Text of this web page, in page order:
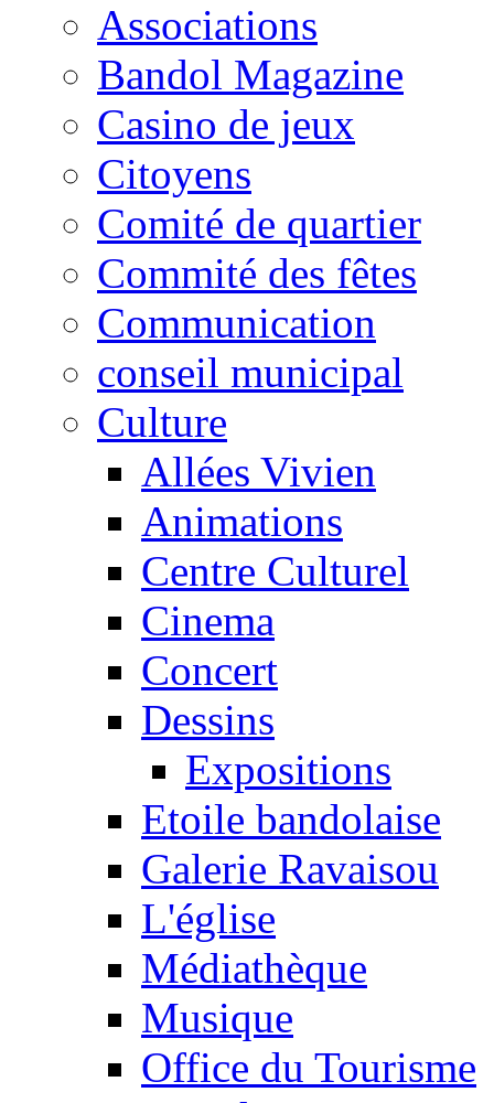
Associations
Bandol Magazine
Casino de jeux
Citoyens
Comité de quartier
Commité des fêtes
Communication
conseil municipal
Culture
Allées Vivien
Animations
Centre Culturel
Cinema
Concert
Dessins
Expositions
Etoile bandolaise
Galerie Ravaisou
L'église
Médiathèque
Musique
Office du Tourisme